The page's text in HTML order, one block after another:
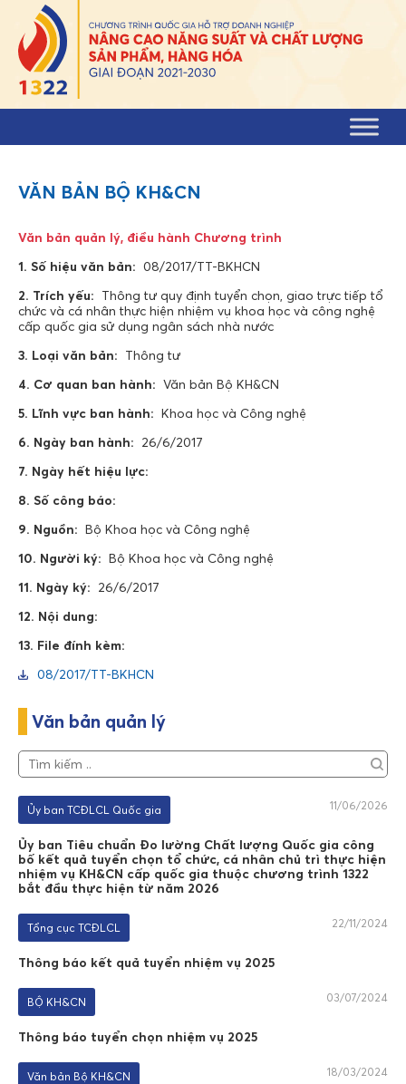
Skip to content
VĂN BẢN BỘ KH&CN
Văn bản quản lý, điều hành Chương trình
1. Số hiệu văn bản: 08/2017/TT-BKHCN
2. Trích yếu: Thông tư quy định tuyển chọn, giao trực tiếp tổ
chức và cá nhân thực hiện nhiệm vụ khoa học và công nghệ
cấp quốc gia sử dụng ngân sách nhà nước
3. Loại văn bản: Thông tư
4. Cơ quan ban hành: Văn bản Bộ KH&CN
5. Lĩnh vực ban hành: Khoa học và Công nghệ
6. Ngày ban hành: 26/6/2017
7. Ngày hết hiệu lực:
8. Số công báo:
9. Nguồn: Bộ Khoa học và Công nghệ
10. Người ký: Bộ Khoa học và Công nghệ
11. Ngày ký: 26/6/2017
12. Nội dung:
13. File đính kèm:
08/2017/TT-BKHCN
Văn bản quản lý
Ủy ban TCĐLCL Quốc gia 11/06/2026
Ủy ban Tiêu chuẩn Đo lường Chất lượng Quốc gia công
bố kết quả tuyển chọn tổ chức, cá nhân chủ trì thực hiện
nhiệm vụ KH&CN cấp quốc gia thuộc chương trình 1322
bắt đầu thực hiện từ năm 2026
Tổng cục TCĐLCL 22/11/2024
Thông báo kết quả tuyển nhiệm vụ 2025
BỘ KH&CN 03/07/2024
Thông báo tuyển chọn nhiệm vụ 2025
Văn bản Bộ KH&CN 18/03/2024